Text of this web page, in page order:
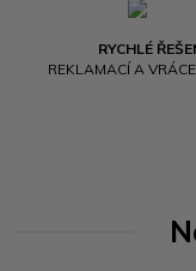
RYCHLÉ
REKLAMACÍ A